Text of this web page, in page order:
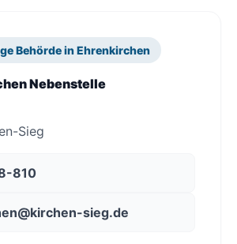
Behörde in Ehrenkirchen
Nebenstelle
Sieg
810
sieg.de